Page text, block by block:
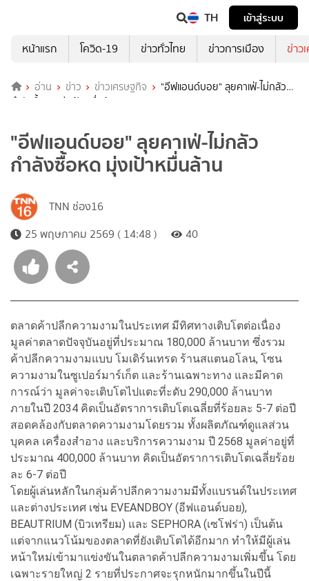
TH
เข้าสู่ระบบ
หน้าแรก
โควิด-19 ข่าวทั่วไทย ข่าวการเมือง ข่าว
อ่าน ข่าว ข่าวเศรษฐกิจ
"อีฟแอนด์บอย" ลุยคาเฟ่-ไม่กลัว
กำลังซื้อหด มุ่งเป้าหมื่นล้าน
"อีฟแอนด์บอย" ลุยคาเฟ่-ไม่กลัว
กำลังซื้อหด มุ่งเป้าหมื่นล้าน
TNN ช่อง16
25 พฤษภาคม 2569 ( 14:48 )
40
ตลาดค้าปลีกความงามในประเทศ มีทิศทางเติบโตต่อเนื่อง
มูลค่าตลาดปัจจุบันอยู่ที่ประมาณ 180,000 ล้านบาท ซึ่งรวม
ค้าปลีกความงามแบบ โมเดิร์นเทรด ร้านสแตนอโลน, โซน
ความงามในซูเปอร์มาร์เก็ต และร้านเฉพาะทาง และมีคาด
การณ์ว่า มูลค่าจะเติบโตไปแตะที่ะดับ 290,000 ล้านบาท
ภายในปี 2034 คิดเป็นอัตราการเติบโตเฉลี่ยที่ร้อยละ 5-7 ต่อปี
สอดคล้องกับตลาดความงามโดยรวม ทั้งผลิตภัณฑ์ดูแลส่วน
บุคคล เครื่องสำอาง และบริการความงาม ปี 2568 มูลค่าอยู่ที่
ประมาณ 400,000 ล้านบาท คิดเป็นอัตราการเติบโตเฉลี่ยร้อย
ละ 6-7 ต่อปี
โดยผู้เล่นหลักในกลุ่มค้าปลีกความงามมีทั้งแบรนด์ในประเทศ
และต่างประเทศ เช่น EVEANDBOY (อีฟแอนด์บอย),
BEAUTRIUM (บิวเทรียม) และ SEPHORA (เซโฟร่า) เป็นต้น
แต่จากแนวโน้มของตลาดที่ยังเติบโตได้อีกมาก ทำให้มีผู้เล่น
หน้าใหม่เข้ามาแข่งขันในตลาดค้าปลีกความงามเพิ่มขึ้น โดย
เฉพาะรายใหญ่ 2 รายที่ประกาศจะรุกหนักมากขึ้นในปีนี้